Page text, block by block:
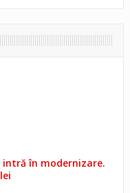
în modernizare.